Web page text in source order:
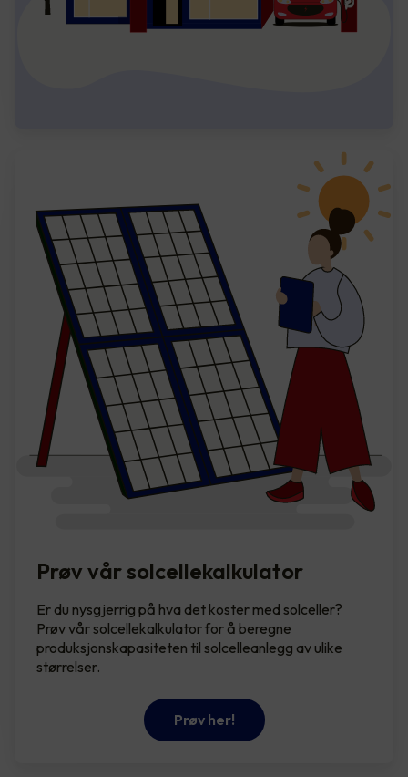
Prøv vår solcellekalkulator
Er du nysgjerrig på hva det koster med solceller?
Prøv vår solcellekalkulator for å beregne
produksjonskapasiteten til solcelleanlegg av ulike
størrelser.
Prøv her!